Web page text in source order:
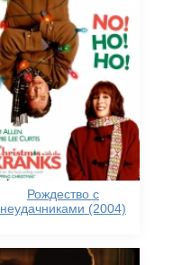
Рождество с
неудачниками (2004)